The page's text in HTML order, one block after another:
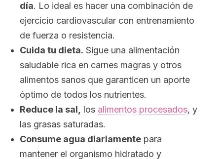
día. Lo ideal es hacer una combinación de
ejercicio cardiovascular con entrenamiento
de fuerza o resistencia.
Cuida tu dieta. Sigue una alimentación
saludable rica en carnes magras y otros
alimentos sanos que garanticen un aporte
óptimo de todos los nutrientes.
Reduce la sal,
los alimentos procesados, y
las grasas saturadas.
Consume agua diariamente para
mantener el organismo hidratado y